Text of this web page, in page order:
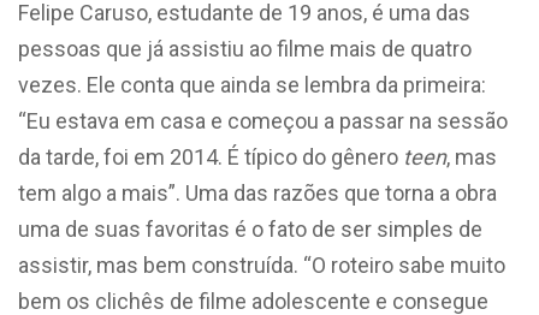
Felipe Caruso, estudante de 19 anos, é uma das
pessoas que já assistiu ao filme mais de quatro
vezes. Ele conta que ainda se lembra da primeira:
“Eu estava em casa e começou a passar na sessão
da tarde, foi em 2014. É típico do gênero teen, mas
tem algo a mais”. Uma das razões que torna a obra
uma de suas favoritas é o fato de ser simples de
assistir, mas bem construída. “O roteiro sabe muito
bem os clichês de filme adolescente e consegue